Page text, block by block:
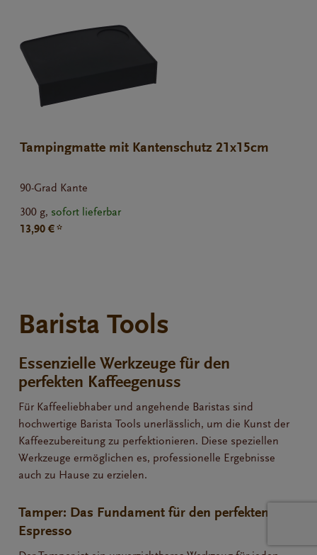
Tampingmatte mit Kantenschutz 21x15cm
90-Grad Kante
300 g, sofort lieferbar
13,90 € *
Barista Tools
Essenzielle Werkzeuge für den
perfekten Kaffeegenuss
Für Kaffeeliebhaber und angehende Baristas sind
hochwertige Barista Tools unerlässlich, um die Kunst der
Kaffeezubereitung zu perfektionieren. Diese speziellen
Werkzeuge ermöglichen es, professionelle Ergebnisse
auch zu Hause zu erzielen.
Tamper: Das Fundament für den perfekten
Espresso